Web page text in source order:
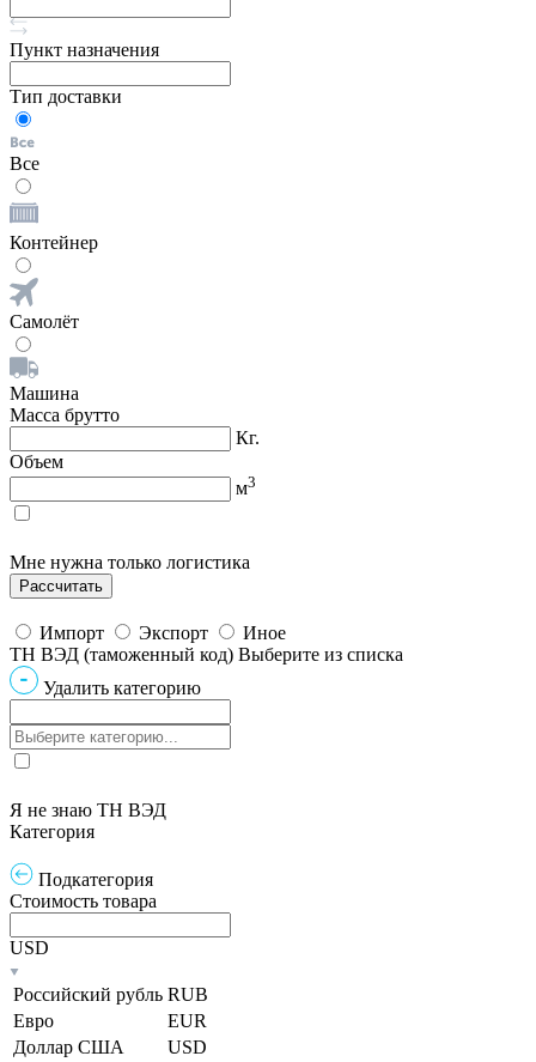
Пункт назначения
Тип доставки
Все
Контейнер
Самолёт
Машина
Масса брутто
Кг.
Объем
м3
Мне нужна только логистика
Импорт Экспорт
Иное
ТН ВЭД (таможенный код) Выберите из списка
Удалить категорию
Я не знаю ТН ВЭД
Категория
Подкатегория
Стоимость товара
USD
Российский рубль RUB
Евро
EUR
Доллар США
USD